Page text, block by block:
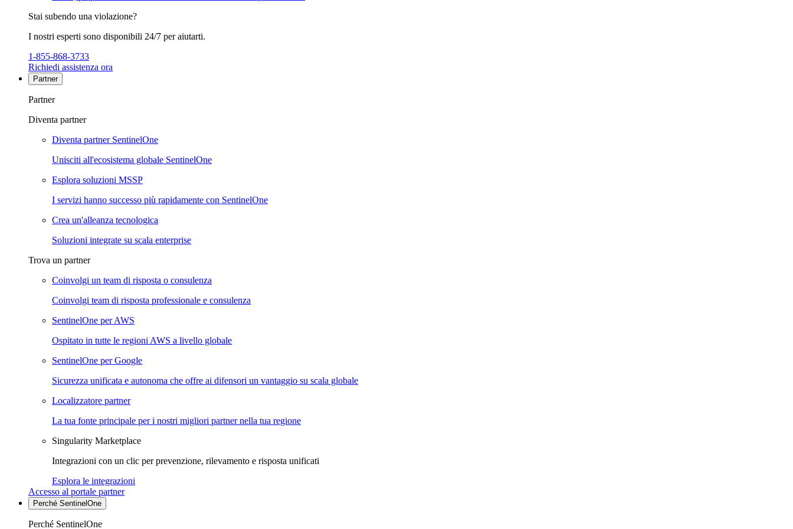
Stai subendo una violazione?
I nostri esperti sono disponibili 24/7 per aiutarti.
1-855-868-3733
Richiedi assistenza ora
Partner
Partner
Diventa partner
Diventa partner SentinelOne
Unisciti all'ecosistema globale SentinelOne
Esplora soluzioni MSSP
I servizi hanno successo più rapidamente con SentinelOne
Crea un'alleanza tecnologica
Soluzioni integrate su scala enterprise
Trova un partner
Coinvolgi un team di risposta o consulenza
Coinvolgi team di risposta professionale e consulenza
SentinelOne per AWS
Ospitato in tutte le regioni AWS a livello globale
SentinelOne per Google
Sicurezza unificata e autonoma che offre ai difensori un vantaggio su scala globale
Localizzatore partner
La tua fonte principale per i nostri migliori partner nella tua regione
Singularity Marketplace
Integrazioni con un clic per prevenzione, rilevamento e risposta unificati
Esplora le integrazioni
Accesso al portale partner
Perché SentinelOne
Perché SentinelOne